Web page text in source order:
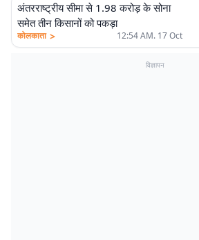
अंतरराष्ट्रीय सीमा से 1.98 करोड़ के सोना
समेत तीन किसानों को पकड़ा
कोलकाता > 12:54 AM. 17 Oct
विज्ञापन